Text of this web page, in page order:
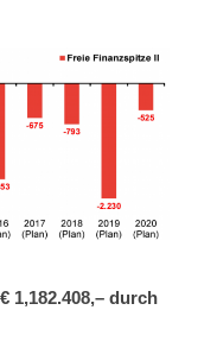
1,182.408,– durch